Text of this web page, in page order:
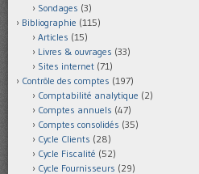
Sondages (3)
Bibliographie (115)
Articles (15)
Livres & ouvrages (33)
Sites internet (71)
Contrôle des comptes (197)
Comptabilité analytique (2)
Comptes annuels (47)
Comptes consolidés (35)
Cycle Clients (28)
Cycle Fiscalité (52)
Cycle Fournisseurs (29)